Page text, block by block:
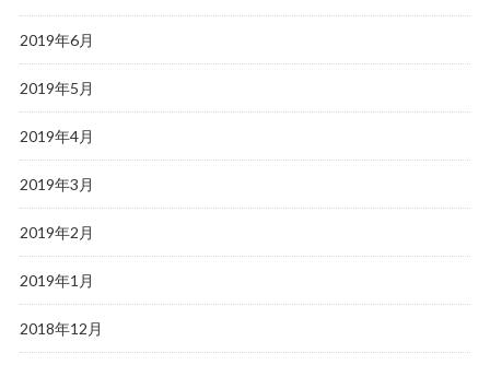
2019年6月
2019年5月
2019年4月
2019年3月
2019年2月
2019年1月
2018年12月